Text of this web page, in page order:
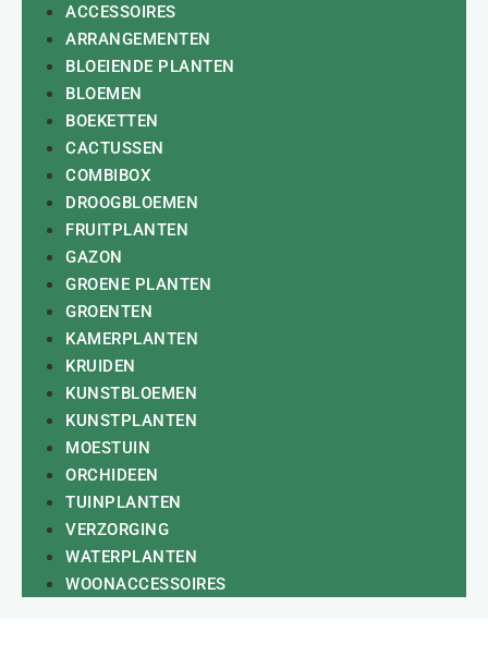
ACCESSOIRES
ARRANGEMENTEN
BLOEIENDE PLANTEN
BLOEMEN
BOEKETTEN
CACTUSSEN
COMBIBOX
DROOGBLOEMEN
FRUITPLANTEN
GAZON
GROENE PLANTEN
GROENTEN
KAMERPLANTEN
KRUIDEN
KUNSTBLOEMEN
KUNSTPLANTEN
MOESTUIN
ORCHIDEEN
TUINPLANTEN
VERZORGING
WATERPLANTEN
WOONACCESSOIRES